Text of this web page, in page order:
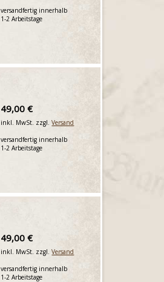
versandfertig innerhalb
1-2 Arbeitstage
49,00 €
inkl. MwSt. zzgl.Versand
versandfertig innerhalb
1-2 Arbeitstage
49,00 €
inkl. MwSt. zzgl.Versand
versandfertig innerhalb
1-2 Arbeitstage